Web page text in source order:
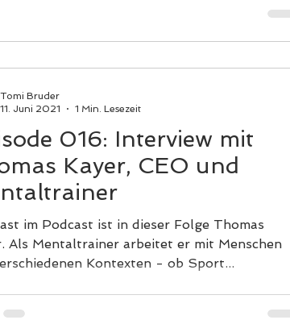
016: Interview mit
Kayer, CEO und
im Podcast ist in dieser Folge Thomas
Als Mentaltrainer arbeitet er mit Menschen
Kontexten - ob Sport...
Tomi Bruder
11. Juni 2021
1 Min. Lesezeit